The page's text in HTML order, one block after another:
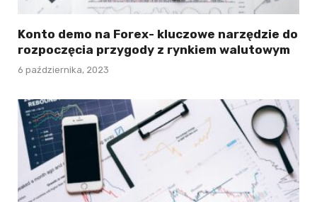
Konto demo na Forex- kluczowe narzędzie do
rozpoczęcia przygody z rynkiem walutowym
6 października, 2023